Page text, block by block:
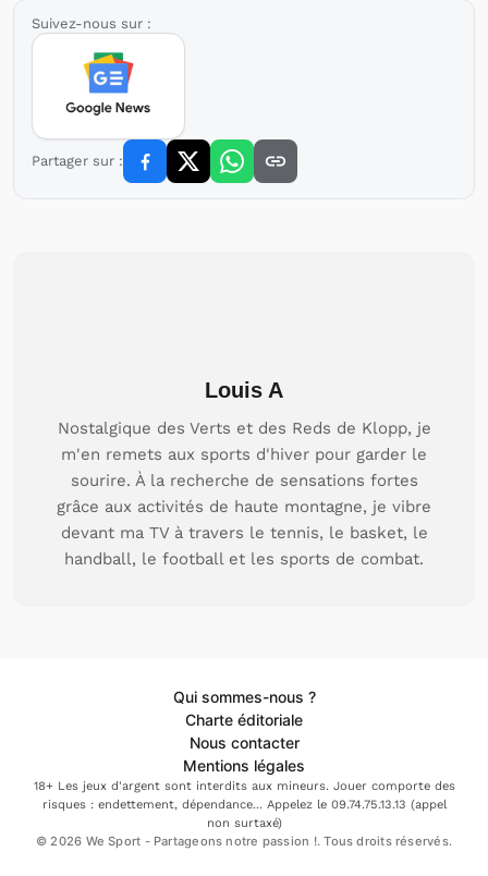
Suivez-nous sur :
Partager sur :
Louis A
Nostalgique des Verts et des Reds de Klopp, je
m'en remets aux sports d'hiver pour garder le
sourire. À la recherche de sensations fortes
grâce aux activités de haute montagne, je vibre
devant ma TV à travers le tennis, le basket, le
handball, le football et les sports de combat.
Qui sommes-nous ?
Charte éditoriale
Nous contacter
Mentions légales
18+ Les jeux d'argent sont interdits aux mineurs. Jouer comporte des
risques : endettement, dépendance... Appelez le 09.74.75.13.13 (appel
non surtaxé)
© 2026 We Sport - Partageons notre passion !. Tous droits réservés.